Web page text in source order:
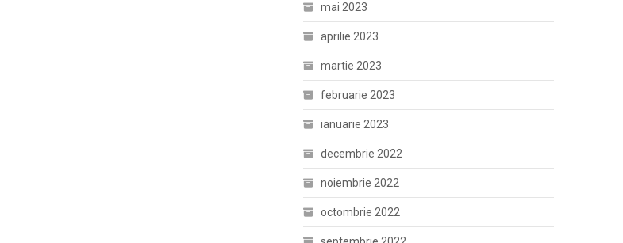
mai 2023
aprilie 2023
martie 2023
februarie 2023
ianuarie 2023
decembrie 2022
noiembrie 2022
octombrie 2022